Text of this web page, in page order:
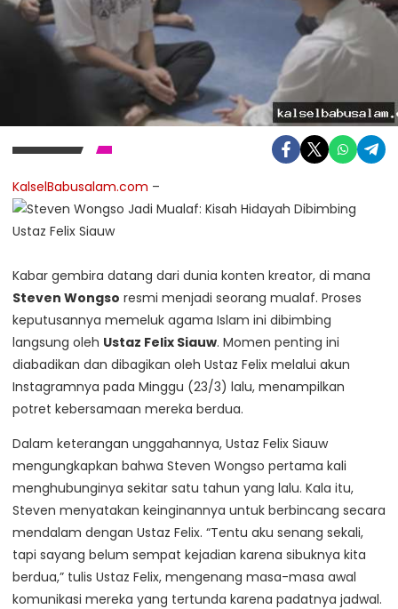
KalselBabusalam.com –
Kabar gembira datang dari dunia konten kreator, di mana
Steven Wongso resmi menjadi seorang mualaf. Proses
keputusannya memeluk agama Islam ini dibimbing
langsung oleh Ustaz Felix Siauw. Momen penting ini
diabadikan dan dibagikan oleh Ustaz Felix melalui akun
Instagramnya pada Minggu (23/3) lalu, menampilkan
potret kebersamaan mereka berdua.
Dalam keterangan unggahannya, Ustaz Felix Siauw
mengungkapkan bahwa Steven Wongso pertama kali
menghubunginya sekitar satu tahun yang lalu. Kala itu,
Steven menyatakan keinginannya untuk berbincang secara
mendalam dengan Ustaz Felix. “Tentu aku senang sekali,
tapi sayang belum sempat kejadian karena sibuknya kita
berdua,” tulis Ustaz Felix, mengenang masa-masa awal
komunikasi mereka yang tertunda karena padatnya jadwal.